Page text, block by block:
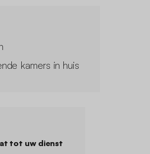
kamers in huis
tot uw dienst